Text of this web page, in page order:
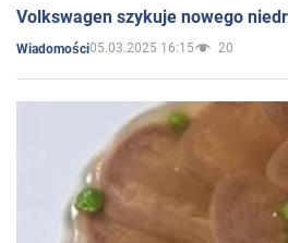
Volkswagen szykuje nowego
Wiadomości05.03.2025 16:15 20